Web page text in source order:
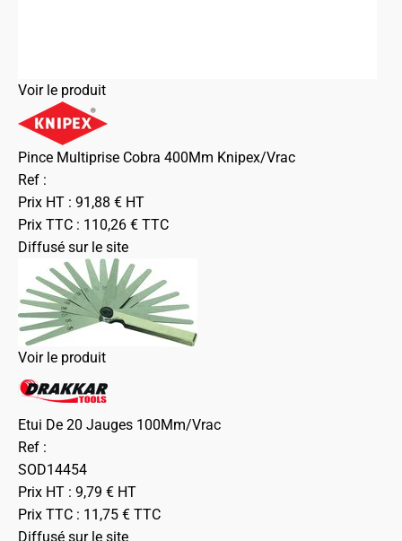
Voir le produit
Pince Multiprise Cobra 400Mm Knipex/Vrac
Ref :
Prix HT : 91,88 € HT
Prix TTC : 110,26 € TTC
Diffusé sur le site
Voir le produit
Etui De 20 Jauges 100Mm/Vrac
Ref :
SOD14454
Prix HT : 9,79 € HT
Prix TTC : 11,75 € TTC
Diffusé sur le site